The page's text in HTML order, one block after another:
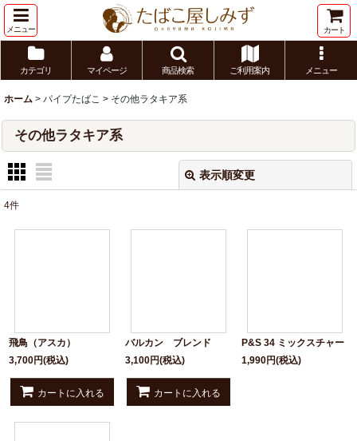
メニュー カート
カテゴリ マイページ 商品検索 ご利用案内 メニュー
ホーム > パイプたばこ > その他ラタキア系
その他ラタキア系
表示順変更
4件
飛鳥（アスカ）
3,700円(税込)
カートに入れる
バルカン ブレンド
3,100円(税込)
カートに入れる
P&S 34 ミックスチャー
1,990円(税込)